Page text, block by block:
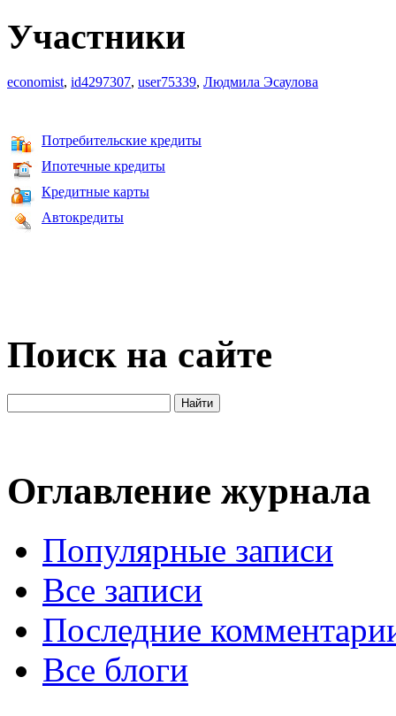
Участники
economist, id4297307, user75339, Людмила Эсаулова
Потребительские кредиты
Ипотечные кредиты
Кредитные карты
Автокредиты
Поиск на сайте
Оглавление журнала
Популярные записи
Все записи
Последние
Все блоги